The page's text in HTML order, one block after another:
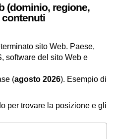
(dominio, regione,
contenuti
sito Web. Paese,
software del sito Web e
(agosto 2026). Esempio di
per trovare la posizione e gli